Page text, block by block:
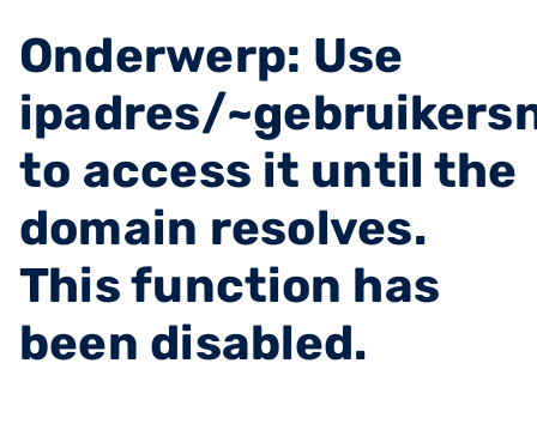
Onderwerp: Use
ipadres/
to access it until the
domain resolves.
This function has
been disabled.